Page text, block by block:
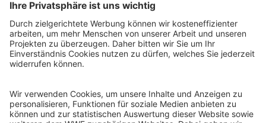
WWF Deutschland
Reinhardtstr. 18
10117 Berlin
Ihre Spende kann steuerlich geltend gemacht werden